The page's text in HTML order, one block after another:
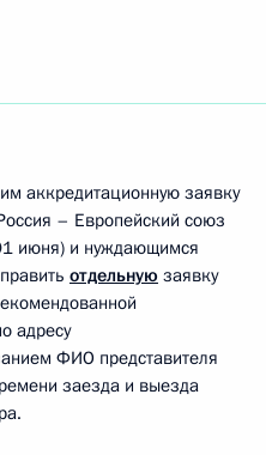
аккредитационную заявку
– Европейский союз
июня) и нуждающимся
отдельную заявку
адресу
ФИО представителя
заезда и выезда